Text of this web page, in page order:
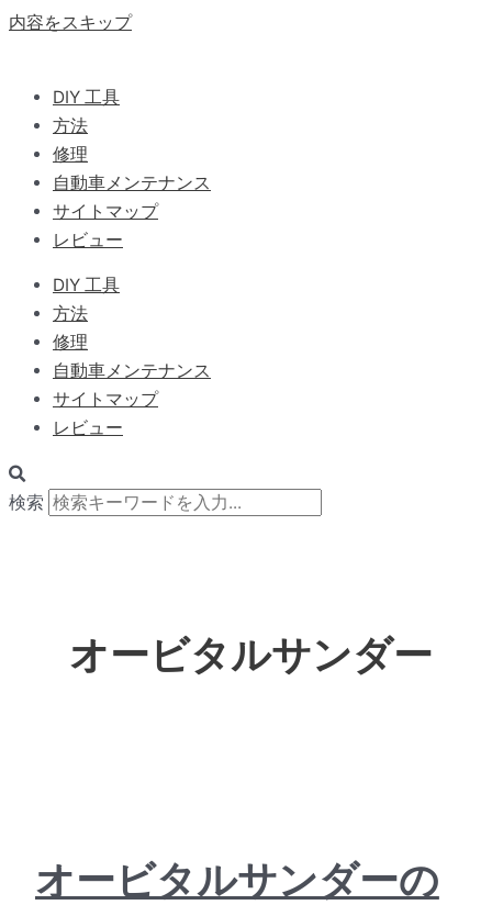
内容をスキップ
DIY 工具
方法
修理
自動車メンテナンス
サイトマップ
レビュー
DIY 工具
方法
修理
自動車メンテナンス
サイトマップ
レビュー
検索
オービタルサンダー
オービタルサンダーの